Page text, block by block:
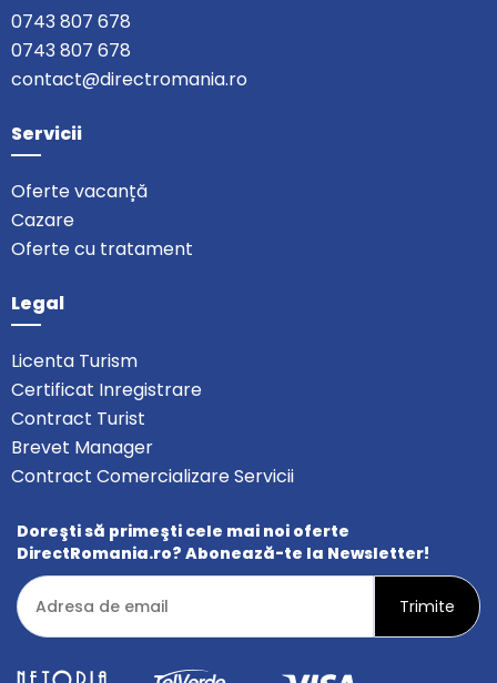
0743 807 678
0743 807 678
contact@directromania.ro
Servicii
Oferte vacanță
Cazare
Oferte cu tratament
Legal
Licenta Turism
Certificat Inregistrare
Contract Turist
Brevet Manager
Contract Comercializare Servicii
Doreşti să primeşti cele mai noi oferte
DirectRomania.ro? Abonează-te la Newsletter!